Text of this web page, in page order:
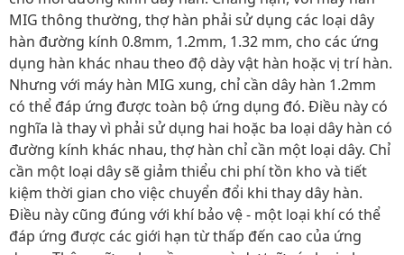
MIG thông thường, thợ hàn phải sử dụng các loại dây
hàn đường kính 0.8mm, 1.2mm, 1.32 mm, cho các ứng
dụng hàn khác nhau theo độ dày vật hàn hoặc vị trí hàn.
Nhưng với máy hàn MIG xung, chỉ cần dây hàn 1.2mm
có thể đáp ứng được toàn bộ ứng dụng đó. Điều này có
nghĩa là thay vì phải sử dụng hai hoặc ba loại dây hàn có
đường kính khác nhau, thợ hàn chỉ cần một loại dây. Chỉ
cần một loại dây sẽ giảm thiểu chi phí tồn kho và tiết
kiệm thời gian cho việc chuyển đổi khi thay dây hàn.
Điều này cũng đúng với khí bảo vệ - một loại khí có thể
đáp ứng được các giới hạn từ thấp đến cao của ứng